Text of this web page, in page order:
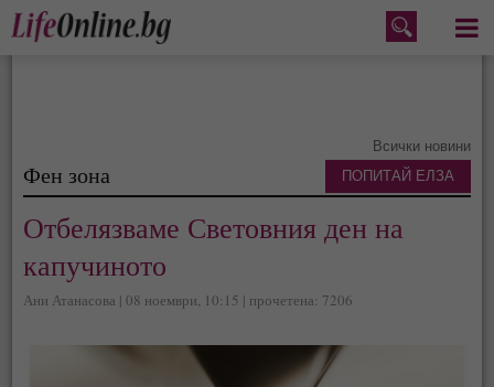
Меню
Всички новини
Фен зона
Отбелязваме Световния ден на
капучиното
Ани Атанасова | 08 ноември, 10:15 | прочетена: 7206
ПОПИТАЙ ЕЛЗА